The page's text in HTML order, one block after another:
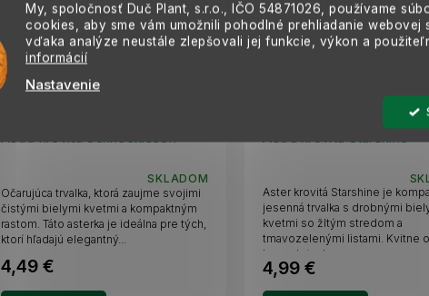
My, spoločnosť Duč Plant, s.r.o., IČO 54871026, používame
cookies, aby sme vám umožnili pohodlné prehliadanie webovej
vďaka analýze neustále zlepšovali jej funkcie, výkon a
informácií
Nastavenie
D
A
R
Astra krovitá Schneekissen
SKLADOM
4,49 €
Očarujúca trvalka, ktorá zaujme svojimi
čistými bielymi kvetmi a kompaktným
rastom. Táto asterka je ideálna pre tých,
ktorí hľadajú elegantný...
Astra krovitá Starshine
4,99 €
Aster krovitá Starshine je
jesenná trvalka s drobnými
kvetmi so žltým stredom a
tmavozelenými listami. Kvitne
konca leta do...